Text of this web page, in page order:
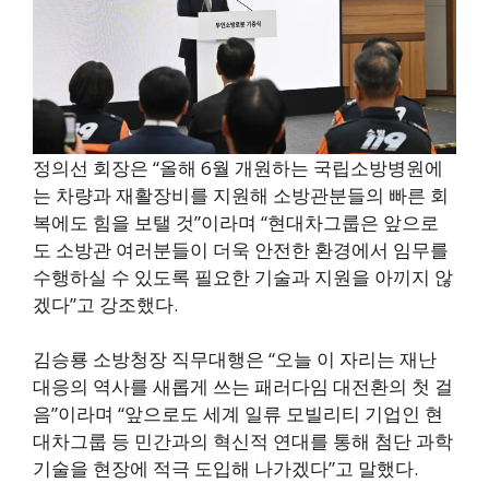
정의선 회장은 “올해 6월 개원하는 국립소방병원에
는 차량과 재활장비를 지원해 소방관분들의 빠른 회
복에도 힘을 보탤 것”이라며 “현대차그룹은 앞으로
도 소방관 여러분들이 더욱 안전한 환경에서 임무를
수행하실 수 있도록 필요한 기술과 지원을 아끼지 않
겠다”고 강조했다.
김승룡 소방청장 직무대행은 “오늘 이 자리는 재난
대응의 역사를 새롭게 쓰는 패러다임 대전환의 첫 걸
음”이라며 “앞으로도 세계 일류 모빌리티 기업인 현
대차그룹 등 민간과의 혁신적 연대를 통해 첨단 과학
기술을 현장에 적극 도입해 나가겠다”고 말했다.